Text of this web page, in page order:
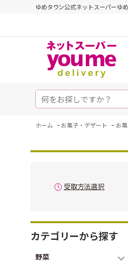
ゆめタウン公式ネットスーパーゆ
ホーム - お菓子・デザート - お
受取方法選択
カテゴリーから探す
野菜